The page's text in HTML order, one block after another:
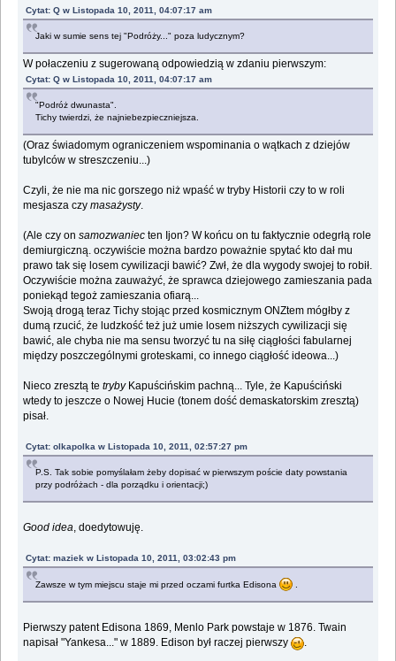
Cytat: Q w Listopada 10, 2011, 04:07:17 am
Jaki w sumie sens tej "Podróży..." poza ludycznym?
W połaczeniu z sugerowaną odpowiedzią w zdaniu pierwszym:
Cytat: Q w Listopada 10, 2011, 04:07:17 am
"Podróż dwunasta".
Tichy twierdzi, że najniebezpieczniejsza.
(Oraz świadomym ograniczeniem wspominania o wątkach z dziejów
tubylców w streszczeniu...)
Czyli, że nie ma nic gorszego niż wpaść w tryby Historii czy to w roli
mesjasza czymasażysty.
(Ale czy onsamozwaniec ten Ijon? W końcu on tu faktycznie odegrłą role
demiurgiczną. oczywiście można bardzo poważnie spytać kto dał mu
prawo tak się losem cywilizacji bawić? Zwł, że dla wygody swojej to robił.
Oczywiście można zauważyć, że sprawca dziejowego zamieszania pada
poniekąd tegoż zamieszania ofiarą...
Swoją drogą teraz Tichy stojąc przed kosmicznym ONZtem mógłby z
dumą rzucić, że ludzkość też już umie losem niższych cywilizacji się
bawić, ale chyba nie ma sensu tworzyć tu na siłę ciągłości fabularnej
między poszczególnymi groteskami, co innego ciągłość ideowa...)
Nieco zresztą tetrybyKapuścińskim pachną... Tyle, że Kapuściński
wtedy to jeszcze o Nowej Hucie (tonem dość demaskatorskim zresztą)
pisał.
Cytat: olkapolka w Listopada 10, 2011, 02:57:27 pm
P.S. Tak sobie pomyślałam żeby dopisać w pierwszym poście daty powstania
przy podróżach - dla porządku i orientacji;)
Good idea, doedytowuję.
Cytat: maziek w Listopada 10, 2011, 03:02:43 pm
Zawsze w tym miejscu staje mi przed oczami furtka Edisona
Pierwszy patent Edisona 1869, Menlo Park powstaje w 1876. Twain
napisał "Yankesa..." w 1889. Edison był raczej pierwszy
.